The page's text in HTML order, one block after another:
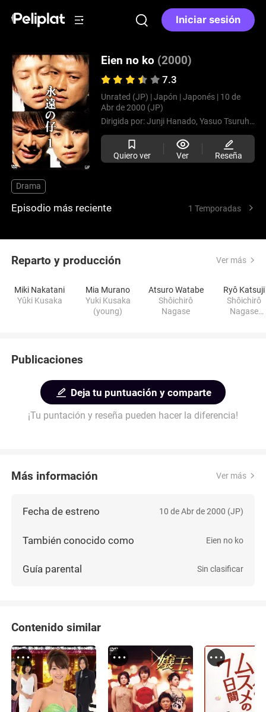
Iniciar sesión
Eien no ko (2000)
7.3
Unrated (JP) | Japón | Japonés | 10 de
Abr de 2000 (JP)
Dirigida por:Junji Hanado, Yasuo Tsuruhashi
Quiero ver Ver Reseña
Drama
Episodio más reciente 1 Temporadas
Reparto y producción Ver más
Miki Nakatani
Yûki Kusaka
Mia Murano
Yuki Kusaka
(young)
Atsuro Watabe
Shôichirô
Nagase
Ryô Katsuji
Shôichirô
Nagase
Publicaciones
Deja tu puntuación y comparte
¡Tu puntación y reseña pueden hacer la diferencia!
Más información Ver más
Fecha de estreno 10 de Abr de 2000 (JP)
También conocido como Eien no ko
Guía parental Sin clasificar
Contenido similar